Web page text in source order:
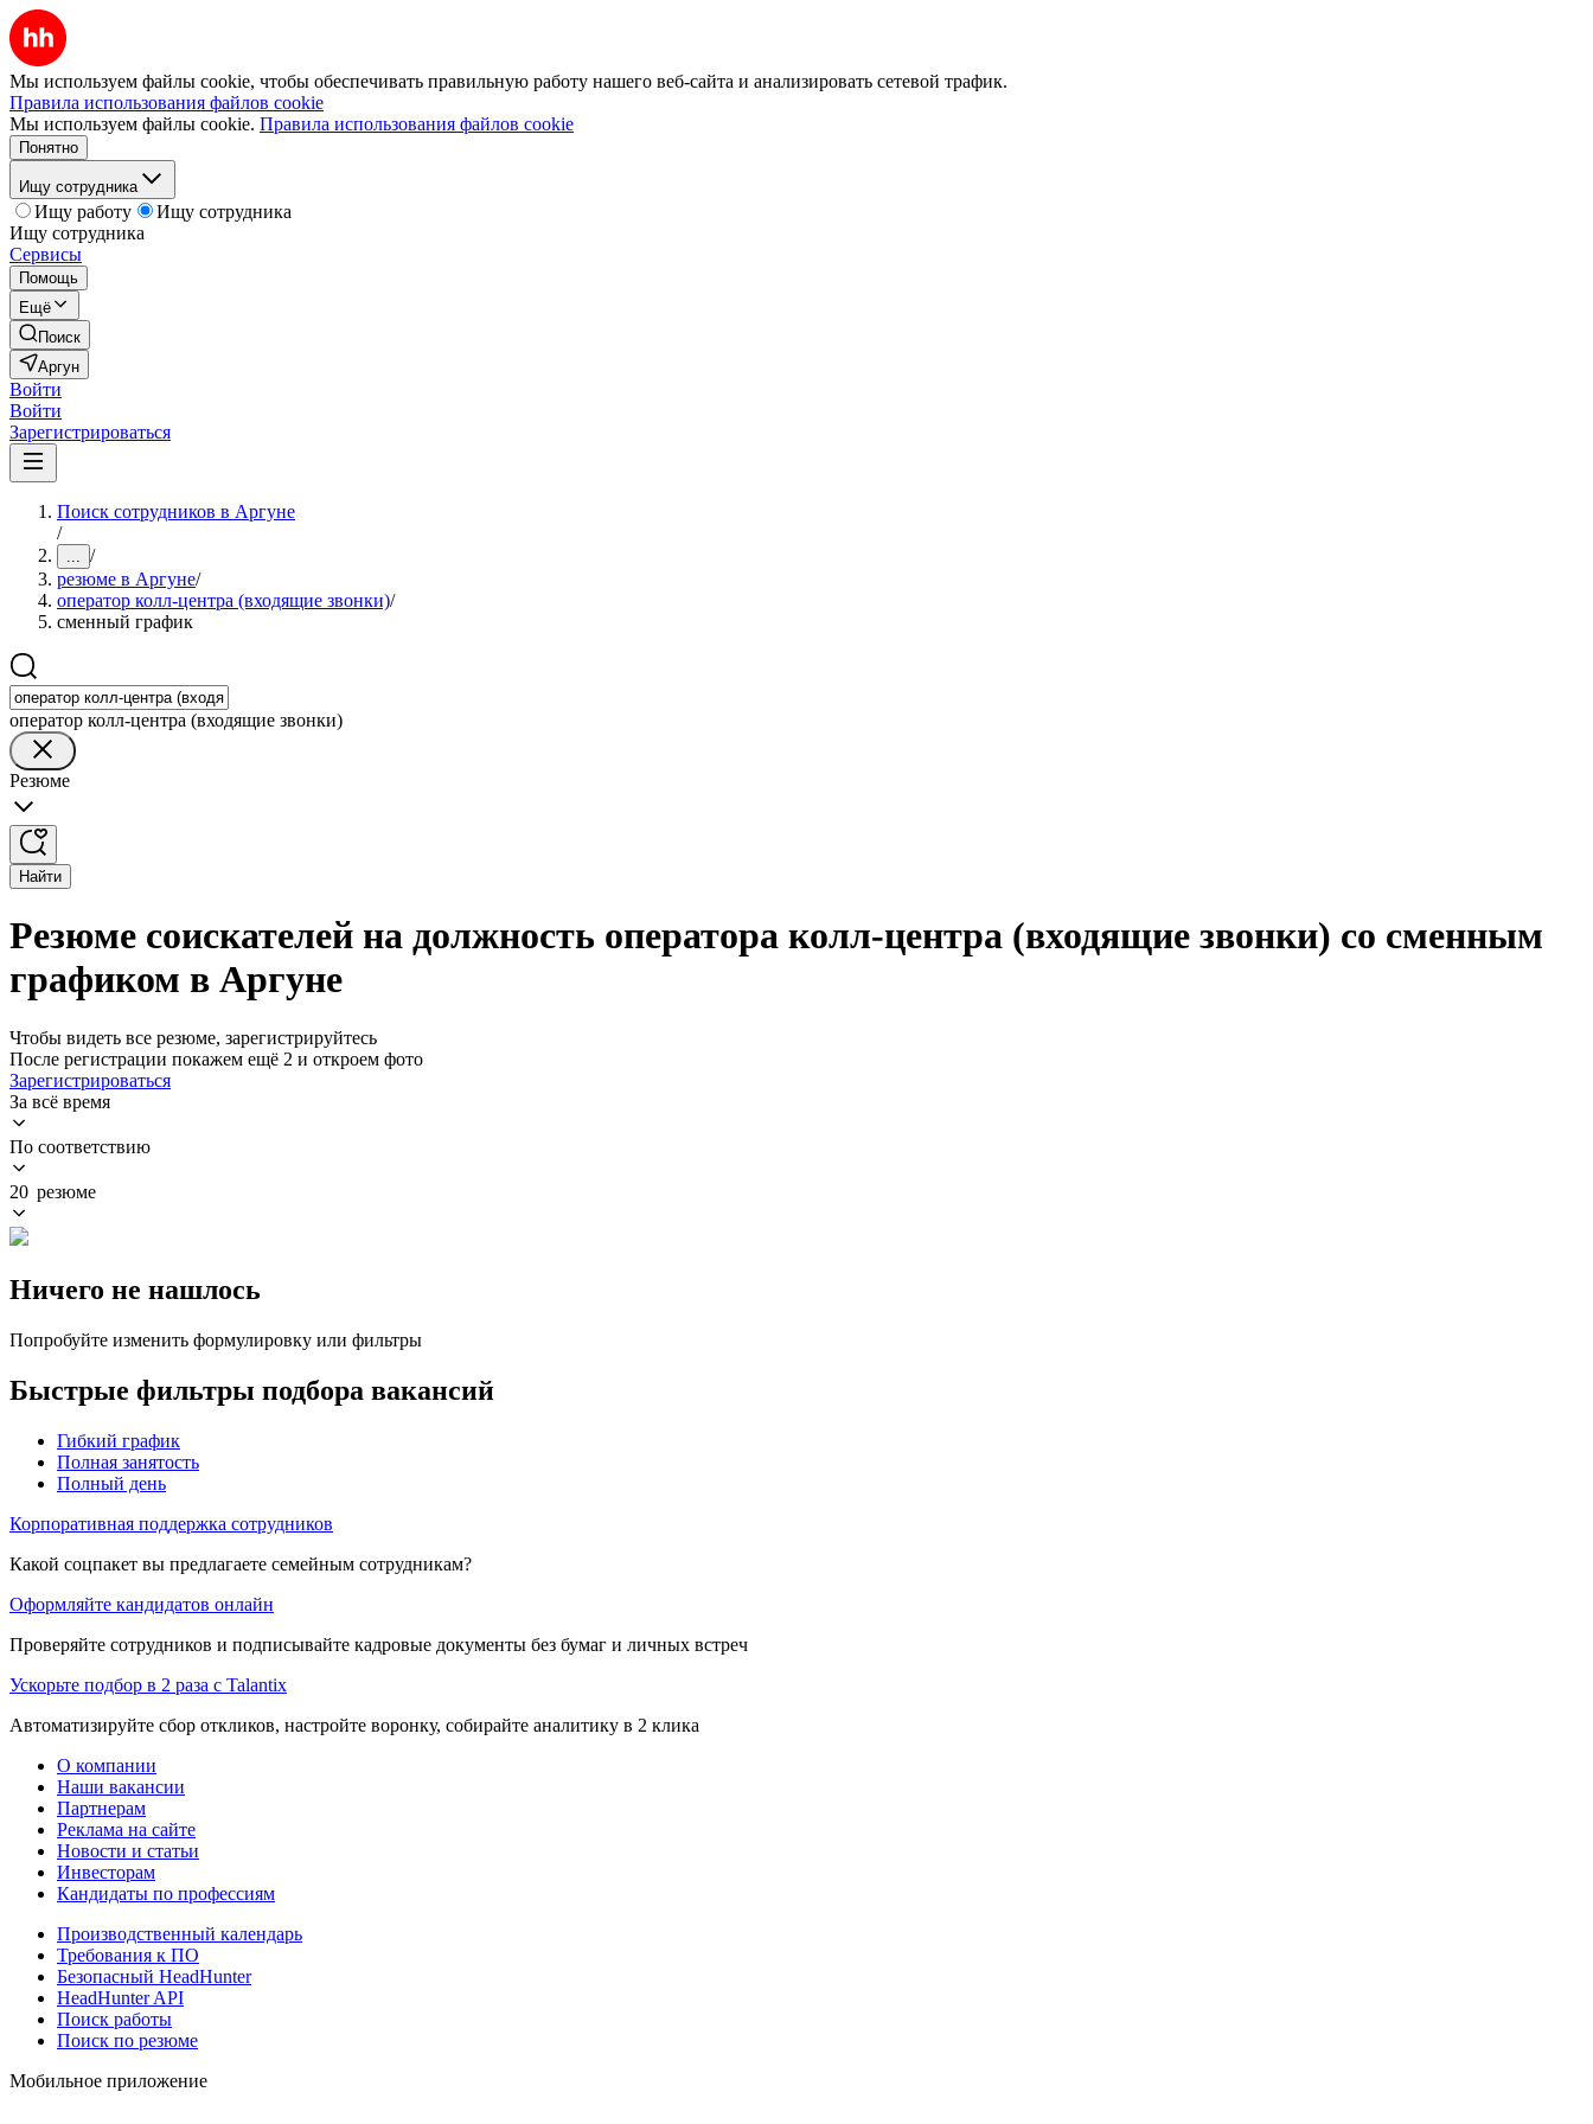
Мы используем файлы cookie, чтобы обеспечивать правильную работу нашего веб-сайта и анализировать сетевой трафик.
Правила использования файлов cookie
Мы используем файлы cookie. Правила использования файлов cookie
Понятно
Ищу сотрудника
Ищу работу
Ищу сотрудника
Ищу сотрудника
Сервисы
Помощь
Ещё
Поиск
Аргун
Войти
Войти
Зарегистрироваться
Поиск сотрудников в Аргуне
/
... /
резюме в Аргуне/
оператор колл-центра (входящие звонки)/
сменный график
оператор колл-центра (входящие звонки)
Резюме
Найти
Резюме соискателей на должность оператора колл-центра (входящие звонки) со сменным
графиком в Аргуне
Чтобы видеть все резюме, зарегистрируйтесь
После регистрации покажем ещё 2 и откроем фото
Зарегистрироваться
За всё время
По соответствию
20 резюме
Ничего не нашлось
Попробуйте изменить формулировку или фильтры
Быстрые фильтры подбора вакансий
Гибкий график
Полная занятость
Полный день
Корпоративная поддержка сотрудников
Какой соцпакет вы предлагаете семейным сотрудникам?
Оформляйте кандидатов онлайн
Проверяйте сотрудников и подписывайте кадровые документы без бумаг и личных встреч
Ускорьте подбор в 2 раза с Talantix
Автоматизируйте сбор откликов, настройте воронку, собирайте аналитику в 2 клика
О компании
Наши вакансии
Партнерам
Реклама на сайте
Новости и статьи
Инвесторам
Кандидаты по профессиям
Производственный календарь
Требования к ПО
Безопасный HeadHunter
HeadHunter API
Поиск работы
Поиск по резюме
Мобильное приложение